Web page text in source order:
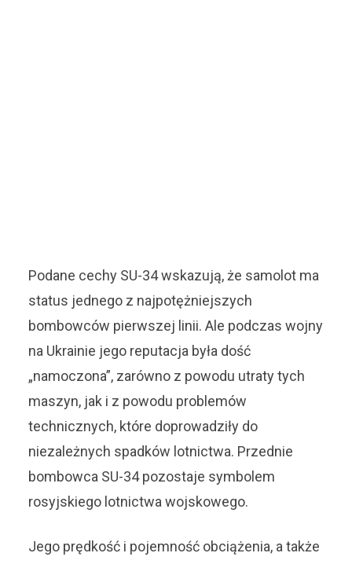
Podane cechy SU-34 wskazują, że samolot ma
status jednego z najpotężniejszych
bombowców pierwszej linii. Ale podczas wojny
na Ukrainie jego reputacja była dość
„namoczona”, zarówno z powodu utraty tych
maszyn, jak i z powodu problemów
technicznych, które doprowadziły do ​​
niezależnych spadków lotnictwa. Przednie
bombowca SU-34 pozostaje symbolem
rosyjskiego lotnictwa wojskowego.
Jego prędkość i pojemność obciążenia, a także